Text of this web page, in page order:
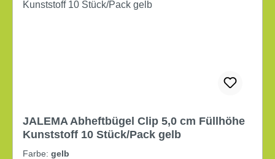
JALEMA Abheftbügel Clip 5,0 cm Füllhöhe
Kunststoff 10 Stück/Pack gelb
Farbe: gelb